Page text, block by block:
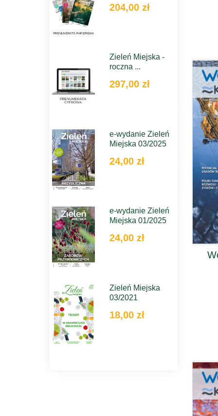
204,00 zł
Zieleń Miejska -
roczna ...
297,00 zł
e-wydanie Zieleń
Miejska 03/2025
24,00 zł
e-wydanie Zieleń
Miejska 01/2025
24,00 zł
Zieleń Miejska
03/2021
18,00 zł